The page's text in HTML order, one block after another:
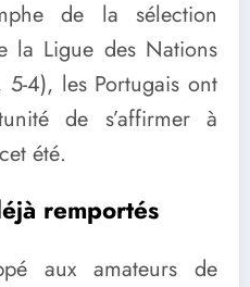
de la sélection
la Ligue des Nations
5-4), les Portugais ont
de s’affirmer à
été.
remportés
aux amateurs de